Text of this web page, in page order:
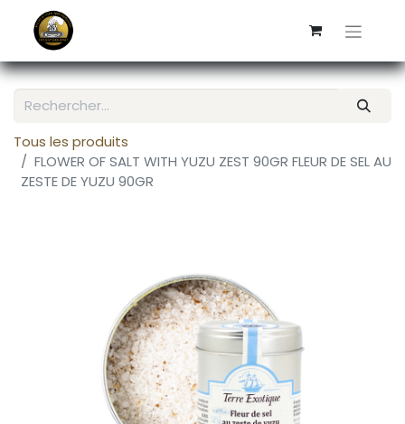
Tous les produits
FLOWER OF SALT WITH YUZU ZEST 90GR FLEUR DE SEL AU
ZESTE DE YUZU 90GR